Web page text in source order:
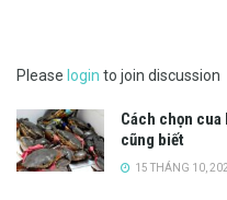
Please login to join discussion
Cách chọn
cũng biết
15 THÁNG 10,